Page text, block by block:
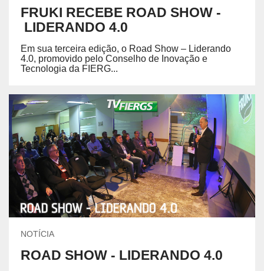
FRUKI RECEBE ROAD SHOW -
LIDERANDO 4.0
Em sua terceira edição, o Road Show – Liderando
4.0, promovido pelo Conselho de Inovação e
Tecnologia da FIERG...
NOTÍCIA
ROAD SHOW - LIDERANDO 4.0